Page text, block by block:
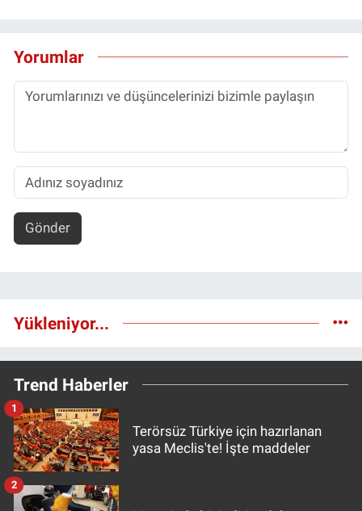
Yorumlar
Gönder
Yükleniyor...
Trend Haberler
Terörsüz Türkiye için hazırlanan
yasa Meclis'te! İşte maddeler
1
2